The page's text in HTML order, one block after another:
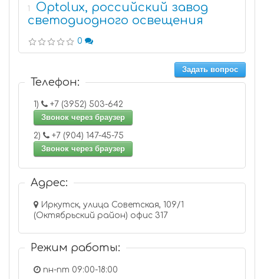
1
Optolux, российский завод
светодиодного освещения
0
Задать вопрос
Телефон:
1)
+7 (3952) 503-642
Звонок через браузер
2)
+7 (904) 147-45-75
Звонок через браузер
Адрес:
Иркутск, улица Советская, 109/1
(Октябрьский район) офис 317
Режим работы:
пн-пт 09:00-18:00